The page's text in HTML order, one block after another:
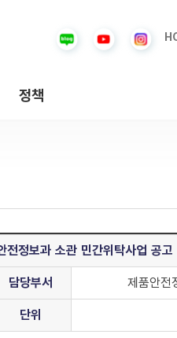
정책
전정보과 소관 민간위탁사업 공고
담당부서 제품안전
단위